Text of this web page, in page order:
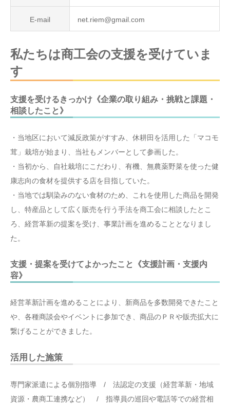
E-mail net.riem@gmail.com
私たちは商工会の支援を受けていま
す
支援を受けるきっかけ《企業の取り組み・挑戦と課題・
相談したこと》
・当地区において減反政策がすすみ、休耕田を活用した「マコモ
茸」栽培が始まり、当社もメンバーとして参画した。
・当初から、自社栽培にこだわり、有機、無農薬野菜を使った健
康志向の食材を提供する店を目指していた。
・当地では馴染みのない食材のため、これを使用した商品を開発
し、特産品として広く販売を行う手法を商工会に相談したとこ
ろ、経営革新の提案を受け、事業計画を進めることとなりまし
た。
支援・提案を受けてよかったこと《支援計画・支援内
容》
経営革新計画を進めることにより、新商品を多数開発できたこと
や、各種商談会やイベントに参加でき、商品のＰＲや販売拡大に
繋げることができました。
活用した施策
専門家派遣による個別指導 / 法認定の支援（経営革新・地域
資源・農商工連携など） / 指導員の巡回や電話等での経営相